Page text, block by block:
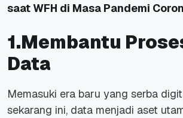
saat WFH di Masa Pandemi
1.Membantu
Data
Memasuki era baru yang serba
sekarang ini, data menjadi aset